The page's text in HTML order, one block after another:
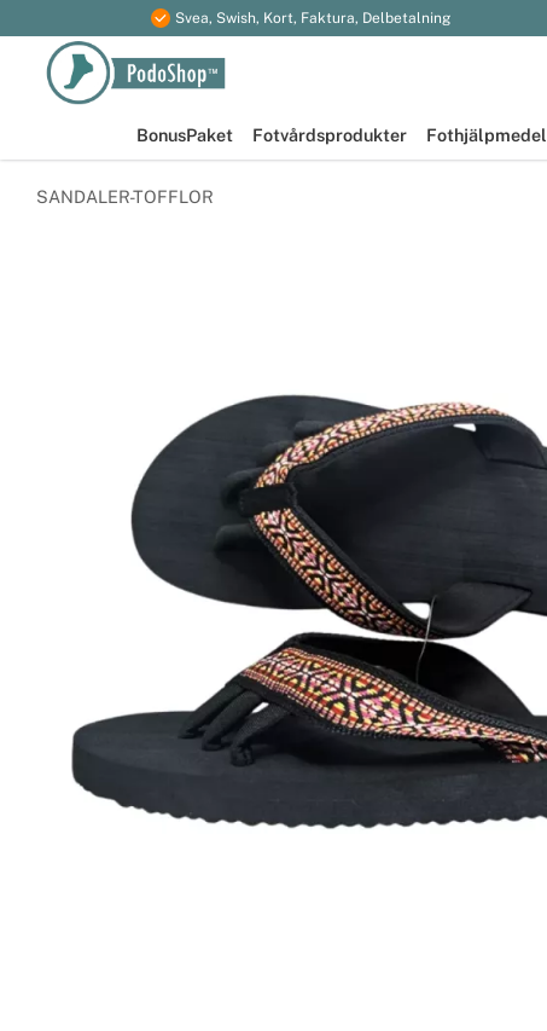
Svea, Swish, Kort, Faktura, Delbetalning
BonusPaket Fotvårdsprodukter Fothjälpmedel
SANDALER-TOFFLOR